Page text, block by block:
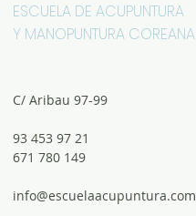
ESCUELA DE ACUPUNTURA
Y MANOPUNTURA COREANA
C/ Aribau 97-99
93 453 97 21
671 780 149
info@escuelaacupuntura.com